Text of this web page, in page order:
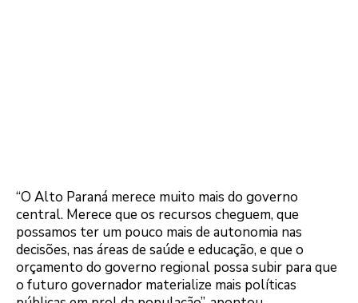
“O Alto Paraná merece muito mais do governo
central. Merece que os recursos cheguem, que
possamos ter um pouco mais de autonomia nas
decisões, nas áreas de saúde e educação, e que o
orçamento do governo regional possa subir para que
o futuro governador materialize mais políticas